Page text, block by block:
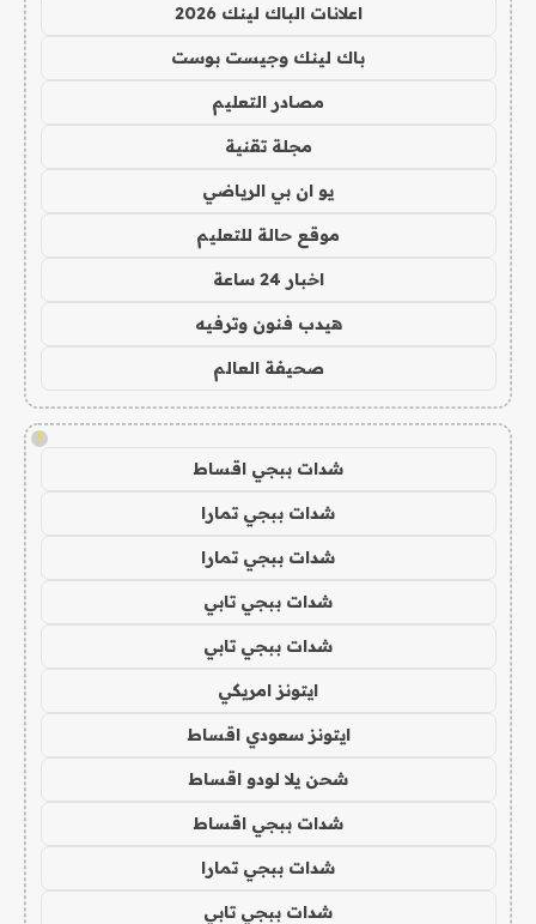
اعلانات الباك لينك 2026
باك لينك وجيست بوست
مصادر التعليم
مجلة تقنية
يو ان بي الرياضي
موقع حالة للتعليم
اخبار 24 ساعة
هيدب فنون وترفيه
صحيفة العالم
!
شدات ببجي اقساط
شدات ببجي تمارا
شدات ببجي تمارا
شدات ببجي تابي
شدات ببجي تابي
ايتونز امريكي
ايتونز سعودي اقساط
شحن يلا لودو اقساط
شدات ببجي اقساط
شدات ببجي تمارا
شدات ببجي تابي